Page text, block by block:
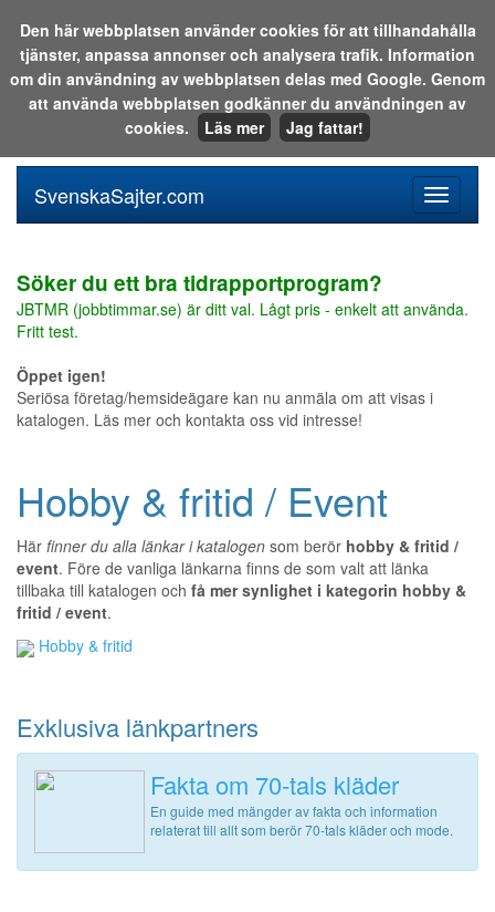
Sök i katalogen eller på webben:
meny
SvenskaSajter.com
Söker du ett bra tidrapportprogram?
JBTMR (jobbtimmar.se) är ditt val. Lågt pris - enkelt att använda.
Fritt test.
Öppet igen!
Seriösa företag/hemsideägare kan nu anmäla om att visas i
katalogen. Läs mer och kontakta oss vid intresse!
Hobby & fritid / Event
Här finner du alla länkar i katalogen som berör hobby & fritid /
event. Före de vanliga länkarna finns de som valt att länka
tillbaka till katalogen och få mer synlighet i kategorin hobby &
fritid / event.
Hobby & fritid
Exklusiva länkpartners
Fakta om 70-tals kläder
En guide med mängder av fakta och information
relaterat till allt som berör 70-tals kläder och mode.
Den här webbplatsen använder cookies för att tillhandahålla
tjänster, anpassa annonser och analysera trafik. Information
om din användning av webbplatsen delas med Google. Genom
att använda webbplatsen godkänner du användningen av
cookies.
Läs mer Jag fattar!